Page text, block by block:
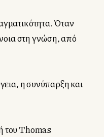
Όταν
στη γνώση, από
η συνύπαρξη και
του Thomas